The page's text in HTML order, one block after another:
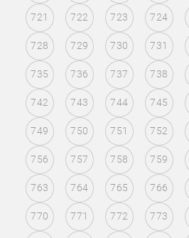
721 722 723 724
728 729 730 731
735 736 737 738
742 743 744 745
749 750 751 752
756 757 758 759
763 764 765 766
770 771 772 773